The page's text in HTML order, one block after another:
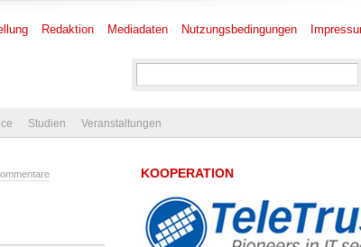
Redaktion Mediadaten Nutzungsbedingungen
Studien Veranstaltungen
KOOPERATION